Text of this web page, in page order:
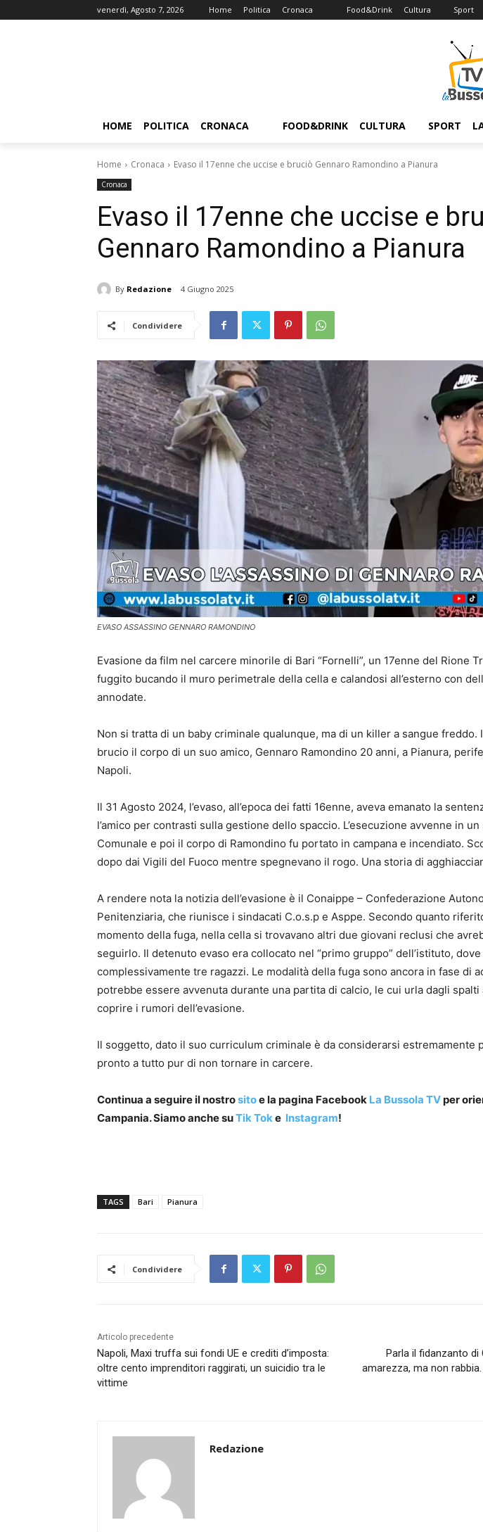
venerdì, Agosto 7, 2026 Home Politica Cronaca Food&Drink Cultura Sport
HOME POLITICA CRONACA FOOD&DRINK CULTURA SPORT
Home Cronaca Evaso il 17enne che uccise e bruciò Gennaro Ramondino a Pianura
Cronaca
Evaso il 17enne che uccise e
Gennaro Ramondino a Pianura
By Redazione 4 Giugno 2025
Condividere
EVASO ASSASSINO GENNARO RAMONDINO
Evasione da film nel carcere minorile di Bari “Fornelli”, un 17enne del Rione
fuggito bucando il muro perimetrale della cella e calandosi all’esterno con
annodate.
Non si tratta di un baby criminale qualunque, ma di un killer a sangue freddo.
brucio il corpo di un suo amico, Gennaro Ramondino 20 anni, a Pianura,
Napoli.
Il 31 Agosto 2024, l’evaso, all’epoca dei fatti 16enne, aveva emanato la
l’amico per contrasti sulla gestione dello spaccio. L’esecuzione avvenne in
Comunale e poi il corpo di Ramondino fu portato in campana e incendiato.
dopo dai Vigili del Fuoco mentre spegnevano il rogo. Una storia di
A rendere nota la notizia dell’evasione è il Conaippe – Confederazione
Penitenziaria, che riunisce i sindacati C.o.s.p e Asppe. Secondo quanto
momento della fuga, nella cella si trovavano altri due giovani reclusi che
seguirlo. Il detenuto evaso era collocato nel “primo gruppo” dell’istituto,
complessivamente tre ragazzi. Le modalità della fuga sono ancora in fase di
potrebbe essere avvenuta durante una partita di calcio, le cui urla dagli
coprire i rumori dell’evasione.
Il soggetto, dato il suo curriculum criminale è da considerarsi estremamente
pronto a tutto pur di non tornare in carcere.
Continua a seguire il nostrositoe la pagina Facebook La Bussola TVper
Campania. Siamo anche suTik Toke Instagram!
TAGS Bari Pianura
Condividere
Articolo precedente
Napoli, Maxi truffa sui fondi UE e crediti d’imposta:
oltre cento imprenditori raggirati, un suicidio tra le
vittime
Parla il fidanzanto di
amarezza, ma non
Redazione